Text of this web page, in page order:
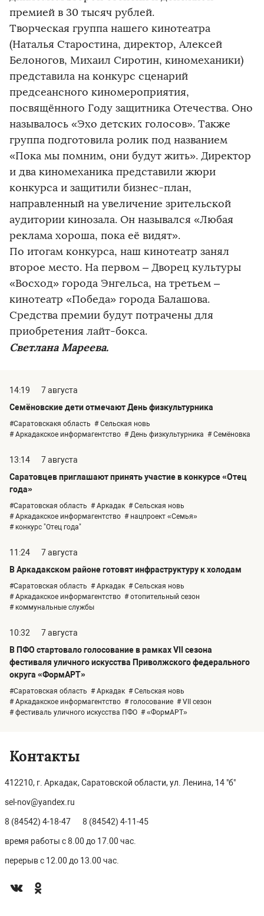
премией в 30 тысяч рублей.
Творческая группа нашего кинотеатра
(Наталья Старостина, директор, Алексей
Белоногов, Михаил Сиротин, киномеханики)
представила на конкурс сценарий
предсеансного киномероприятия,
посвящённого Году защитника Отечества. Оно
называлось «Эхо детских голосов». Также
группа подготовила ролик под названием
«Пока мы помним, они будут жить». Директор
и два киномеханика представили жюри
конкурса и защитили бизнес-план,
направленный на увеличение зрительской
аудитории кинозала. Он назывался «Любая
реклама хороша, пока её видят».
По итогам конкурса, наш кинотеатр занял
второе место. На первом – Дворец культуры
«Восход» города Энгельса, на третьем –
кинотеатр «Победа» города Балашова.
Средства премии будут потрачены для
приобретения лайт-бокса.
Светлана Мареева.
14:19
7 августа
Семёновские дети отмечают День физкультурника
#Саратовскакя область # Сельская новь
# Аркадакское информагентство # День физкультурника # Семёновка
13:14
7 августа
Саратовцев приглашают принять участие в конкурсе «Отец
года»
#Саратовская область # Аркадак # Сельская новь
# Аркадакское информагентство # нацпроект «Семья»
# конкурс "Отец года"
11:24
7 августа
В Аркадакском районе готовят инфраструктуру к холодам
#Саратовская область # Аркадак # Сельская новь
# Аркадакское информагентство # отопительный сезон
# коммунальные службы
10:32
7 августа
В ПФО стартовало голосование в рамках VII сезона
фестиваля уличного искусства Приволжского федерального
округа «ФормАРТ»
#Саратовская область # Аркадак # Сельская новь
# Аркадакское информагентство # голосование # VII сезон
# фестиваль уличного искусства ПФО # «ФормАРТ»
Контакты
412210, г. Аркадак, Саратовской области, ул. Ленина, 14 "б"
sel-nov@yandex.ru
8 (84542) 4-18-47 8 (84542) 4-11-45
время работы с 8.00 до 17.00 час.
перерыв с 12.00 до 13.00 час.